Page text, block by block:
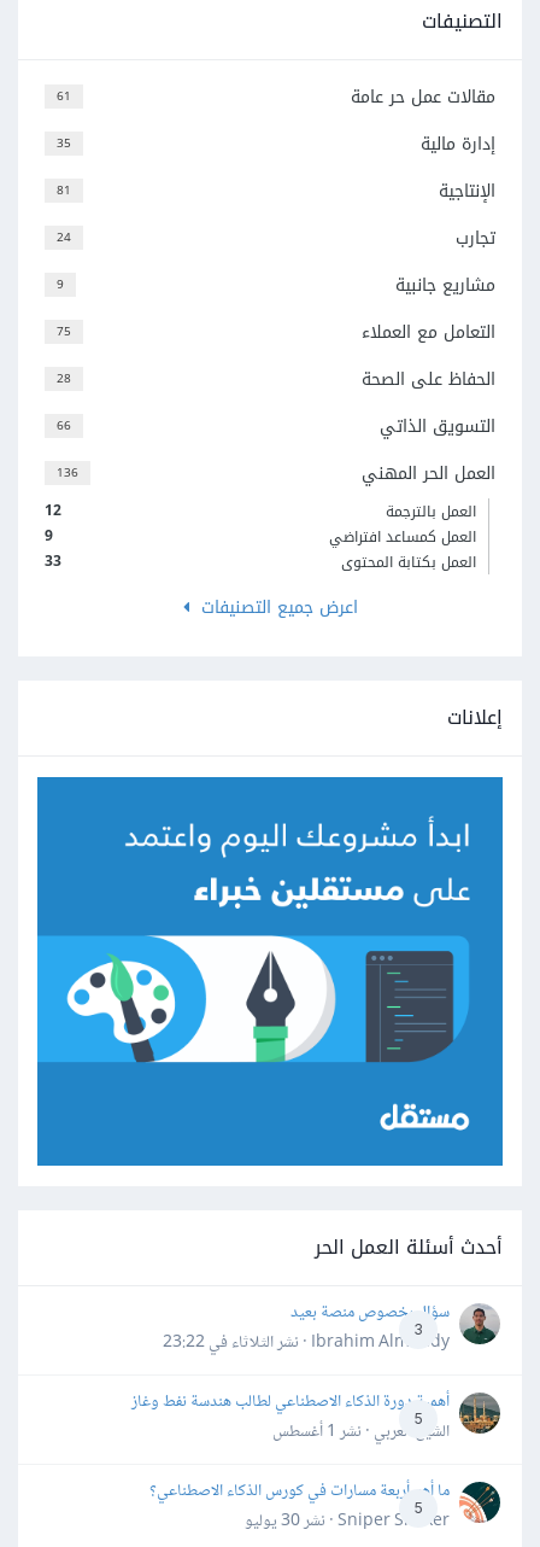
التصنيفات
61 مقالات عمل حر عامة
35 إدارة مالية
81 الإنتاجية
24 تجارب
9 مشاريع جانبية
75 التعامل مع العملاء
28 الحفاظ على الصحة
66 التسويق الذاتي
136 العمل الحر المهني
12
العمل بالترجمة
9
العمل كمساعد افتراضي
33
العمل بكتابة المحتوى
اعرض جميع التصنيفات
إعلانات
أحدث أسئلة العمل الحر
3
سؤال بخصوص منصة بعيد
Ibrahim Almahdy · نشر
الثلاثاء في 23:22
5
أهمية دورة الذكاء الاصطناعي لطالب هندسة نفط وغاز
الشيخ العربي · نشر 1 أغسطس
5
ما أهم أربعة مسارات في كورس الذكاء الاصطناعي؟
Sniper Shaker · نشر
30 يوليو